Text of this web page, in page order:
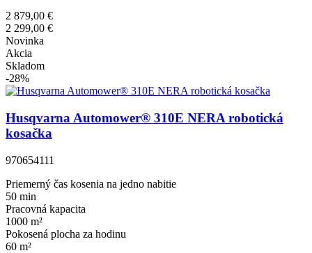
2 879,00 €
2 299,00 €
Novinka
Akcia
Skladom
-28%
Husqvarna Automower® 310E NERA robotická
kosačka
970654111
Priemerný čas kosenia na jedno nabitie
50 min
Pracovná kapacita
1000 m²
Pokosená plocha za hodinu
60 m²